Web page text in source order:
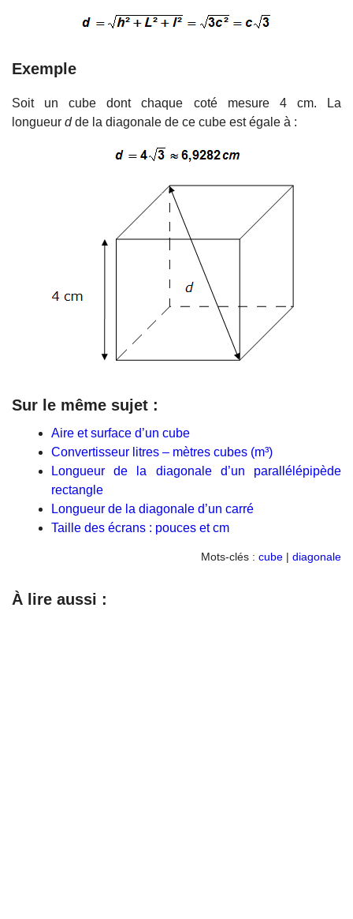
Exemple
Soit un cube dont chaque coté mesure 4 cm. La
longueur dde la diagonale de ce cube est égale à :
Sur le même sujet :
Aire et surface d’un cube
Convertisseur litres – mètres cubes (m³)
Longueur de la diagonale d’un parallélépipède
rectangle
Longueur de la diagonale d’un carré
Taille des écrans : pouces et cm
Mots-clés : cube | diagonale
À lire aussi :